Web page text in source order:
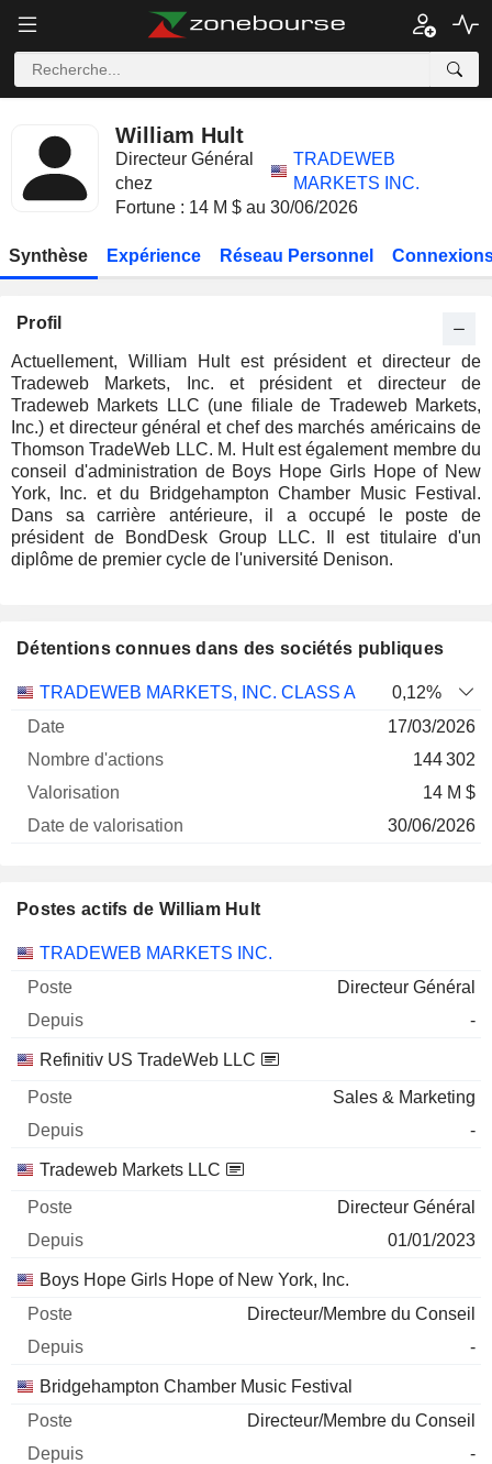
William Hult
Directeur Général
chez
TRADEWEB
MARKETS INC.
Fortune : 14 M $ au 30/06/2026
Synthèse Expérience Réseau Personnel
Profil
Actuellement, William Hult est président et directeur de
Tradeweb Markets, Inc. et président et directeur de
Tradeweb Markets LLC (une filiale de Tradeweb Markets,
Inc.) et directeur général et chef des marchés américains de
Thomson TradeWeb LLC. M. Hult est également membre du
conseil d'administration de Boys Hope Girls Hope of New
York, Inc. et du Bridgehampton Chamber Music Festival.
Dans sa carrière antérieure, il a occupé le poste de
président de BondDesk Group LLC. Il est titulaire d'un
diplôme de premier cycle de l'université Denison.
Détentions connues dans des sociétés publiques
Nombre
Date de
TRADEWEB MARKETS, INC. CLASS A
0,12%
17/03/2026
144 302
14 M $
30/06/2026
Postes actifs de William Hult
Sociétés Poste Début
TRADEWEB MARKETS INC.
Directeur Général
-
Refinitiv US TradeWeb LLC
Sales & Marketing
-
Tradeweb Markets LLC
Directeur Général
01/01/2023
Boys Hope Girls Hope of New York, Inc.
Directeur/Membre du Conseil
-
Bridgehampton Chamber Music Festival
Directeur/Membre du Conseil
-